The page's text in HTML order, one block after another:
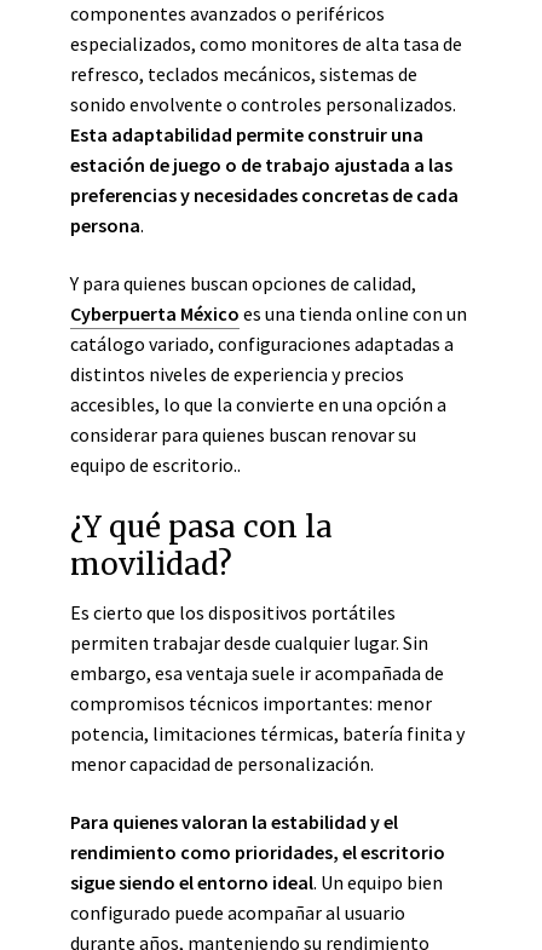
componentes avanzados o periféricos
especializados, como monitores de alta tasa de
refresco, teclados mecánicos, sistemas de
sonido envolvente o controles personalizados.
Esta adaptabilidad permite construir una
estación de juego o de trabajo ajustada a las
preferencias y necesidades concretas de cada
persona.
Y para quienes buscan opciones de calidad,
Cyberpuerta México es una tienda online con un
catálogo variado, configuraciones adaptadas a
distintos niveles de experiencia y precios
accesibles, lo que la convierte en una opción a
considerar para quienes buscan renovar su
equipo de escritorio..
¿Y qué pasa con la
movilidad?
Es cierto que los dispositivos portátiles
permiten trabajar desde cualquier lugar. Sin
embargo, esa ventaja suele ir acompañada de
compromisos técnicos importantes: menor
potencia, limitaciones térmicas, batería finita y
menor capacidad de personalización.
Para quienes valoran la estabilidad y el
rendimiento como prioridades, el escritorio
sigue siendo el entorno ideal. Un equipo bien
configurado puede acompañar al usuario
durante años, manteniendo su rendimiento